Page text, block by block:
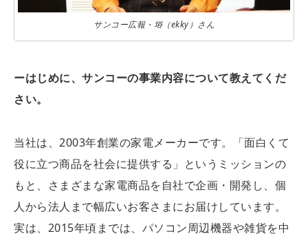
サンコー広報・﨏（ekky）さん
ーはじめに、サンコーの事業内容について教えてくだ
さい。
当社は、2003年創業の家電メーカーです。「面白くて
役に立つ商品を社会に提供する」というミッションの
もと、さまざまな家電商品を自社で企画・開発し、個
人から法人まで幅広いお客さまにお届けしています。
実は、2015年頃までは、パソコン周辺機器や雑貨を中